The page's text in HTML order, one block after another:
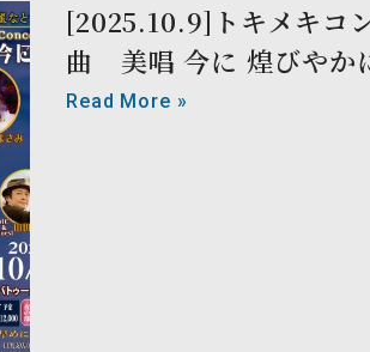
[2025.10.9]トキメキコ
曲 美唱 今に 煌びやか
Read More »